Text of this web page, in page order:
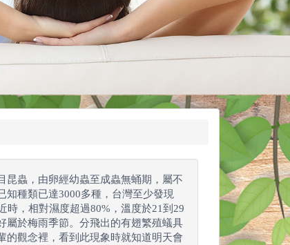
昆蟲，由卵經幼蟲至成蟲無蛹期，屬不
種類已達3000多種，台灣至少發現
時，相對濕度超過80%，溫度於21到29
屬於梅雨季節。分飛出的有翅繁殖蟻具
的觀念裡，看到此現象時就知道明天會